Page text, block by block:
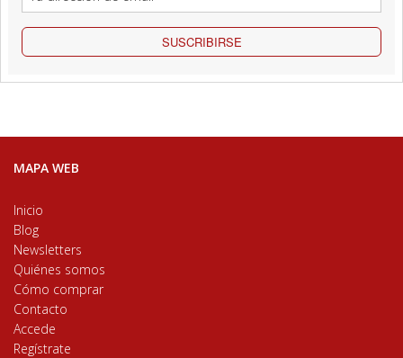
SUSCRIBIRSE
MAPA WEB
Inicio
Blog
Newsletters
Quiénes somos
Cómo comprar
Contacto
Accede
Regístrate